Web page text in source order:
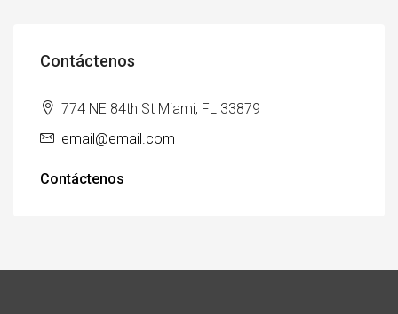
Contáctenos
774 NE 84th St Miami, FL 33879
email@email.com
Contáctenos